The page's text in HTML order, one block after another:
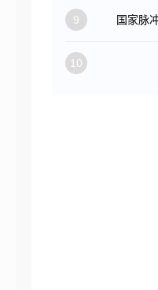
9 国家脉
10